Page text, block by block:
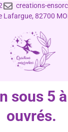
creations-
Lafargue, 82700
sous 5
ouvrés.